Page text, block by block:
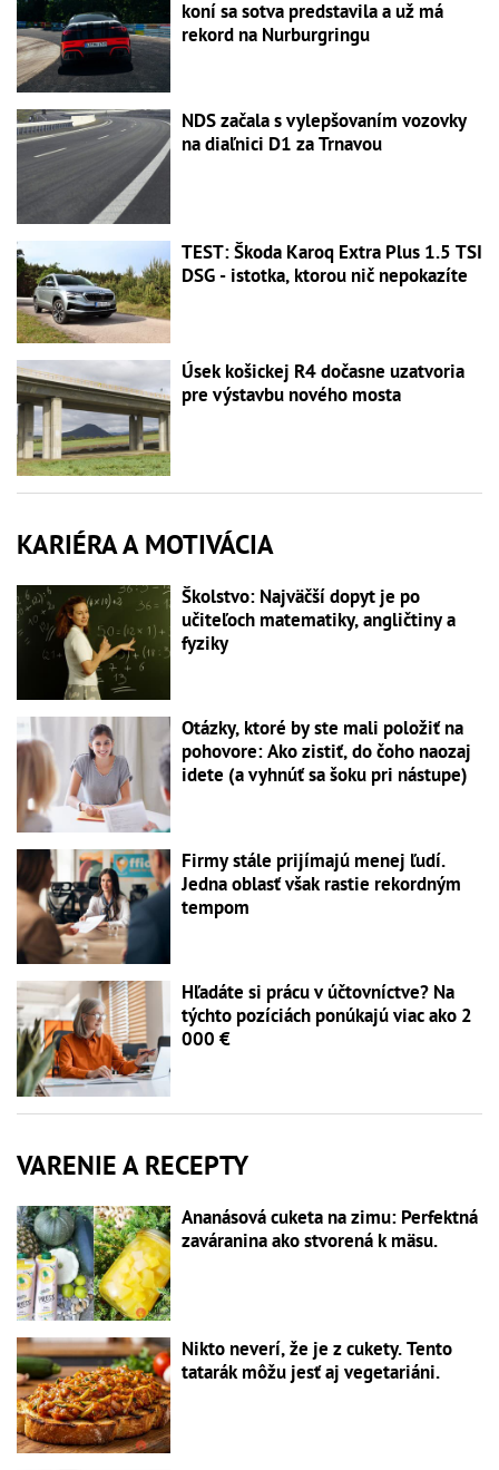
koní sa sotva predstavila a už má
rekord na Nurburgringu
NDS začala s vylepšovaním vozovky
na diaľnici D1 za Trnavou
TEST: Škoda Karoq Extra Plus 1.5 TSI
DSG - istotka, ktorou nič nepokazíte
Úsek košickej R4 dočasne uzatvoria
pre výstavbu nového mosta
KARIÉRA A MOTIVÁCIA
Školstvo: Najväčší dopyt je po
učiteľoch matematiky, angličtiny a
fyziky
Otázky, ktoré by ste mali položiť na
pohovore: Ako zistiť, do čoho naozaj
idete (a vyhnúť sa šoku pri nástupe)
Firmy stále prijímajú menej ľudí.
Jedna oblasť však rastie rekordným
tempom
Hľadáte si prácu v účtovníctve? Na
týchto pozíciách ponúkajú viac ako 2
000 €
VARENIE A RECEPTY
Ananásová cuketa na zimu: Perfektná
zaváranina ako stvorená k mäsu.
Nikto neverí, že je z cukety. Tento
tatarák môžu jesť aj vegetariáni.